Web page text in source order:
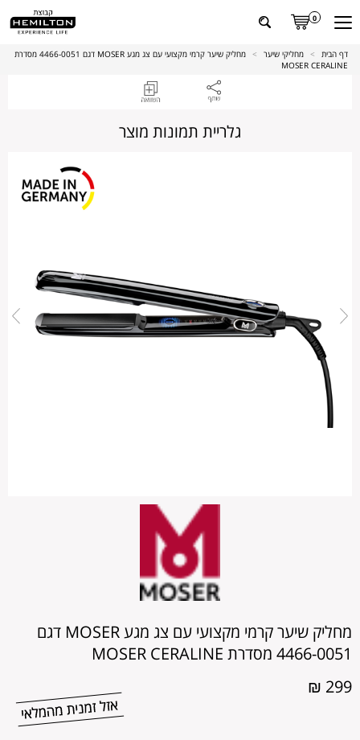
0
דף הבית > מחליקי שיער >
מחליק שיער קרמי מקצועי עם צג מגע MOSER דגם 4466-0051 מסדרת
MOSER CERALINE
מחליק שיער קרמי מקצועי עם צג מגע MOSER דגם
4466-0051 מסדרת MOSER CERALINE
299 ₪
גלריית תמונות מוצר